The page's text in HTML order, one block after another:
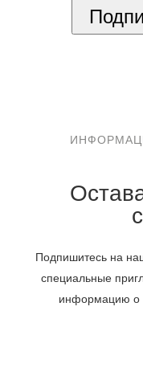
Подпишитесь на
специальные
информацию о